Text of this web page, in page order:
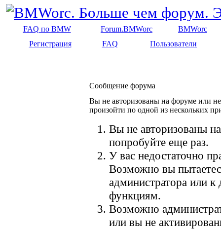
FAQ по BMW Forum.BMWorc
BMWorc
Регистрация
FAQ Пользователи
Сообщение форума
Вы не авторизованы на форуме или
произойти по одной из нескольких
Вы не авторизованы
попробуйте еще раз.
У вас недостаточно
Возможно вы
администратора или
функциям.
Возможно
или вы не